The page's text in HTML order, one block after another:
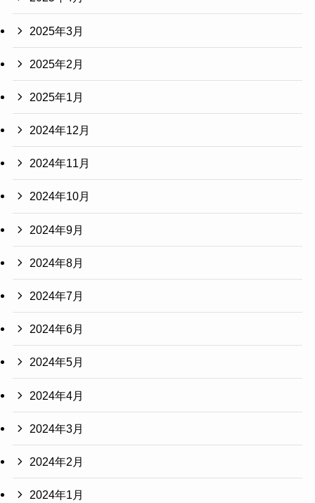
2025年3月
2025年2月
2025年1月
2024年12月
2024年11月
2024年10月
2024年9月
2024年8月
2024年7月
2024年6月
2024年5月
2024年4月
2024年3月
2024年2月
2024年1月